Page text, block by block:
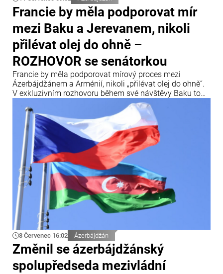
Francie by měla podporovat mír
mezi Baku a Jerevanem, nikoli
přilévat olej do ohně –
ROZHOVOR se senátorkou
Francie by měla podporovat mírový proces mezi
Ázerbájdžánem a Arménií, nikoli „přilévat olej do ohně“.
V exkluzivním rozhovoru během své návštěvy Baku to
uvedla francouzská senátorka a členka Mezinárodního
centra Nizami Ganjavi Nathalie Gouletová.
8 Červenec 16:02 Ázerbájdžán
Změnil se ázerbájdžánský
spolupředseda mezivládní